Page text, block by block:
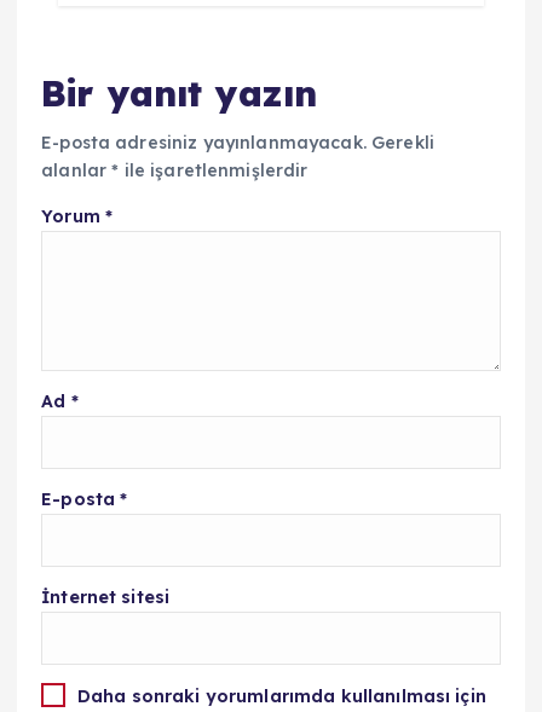
Bir yanıt yazın
E-posta adresiniz yayınlanmayacak. Gerekli
alanlar* ile işaretlenmişlerdir
Yorum *
Ad *
E-posta*
İnternet sitesi
Daha sonraki yorumlarımda kullanılması için